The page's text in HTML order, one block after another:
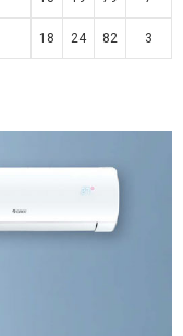
18 24 82 3